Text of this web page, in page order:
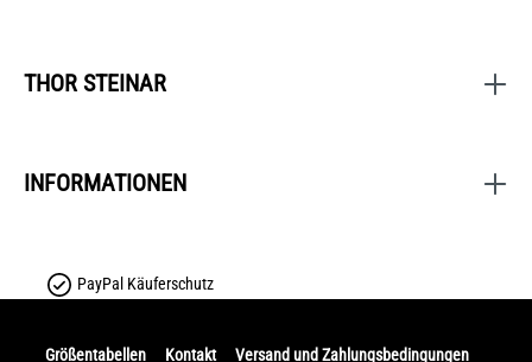
THOR STEINAR
INFORMATIONEN
PayPal Käuferschutz
Größentabellen Kontakt Versand und Zahlungsbedingungen